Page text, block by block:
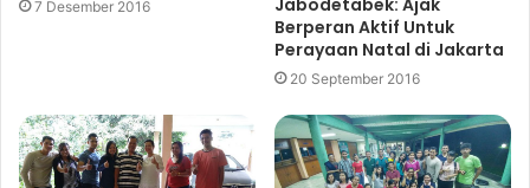
7 Desember 2016
Berperan Aktif Untuk
Perayaan Natal di Jakarta
20 September 2016